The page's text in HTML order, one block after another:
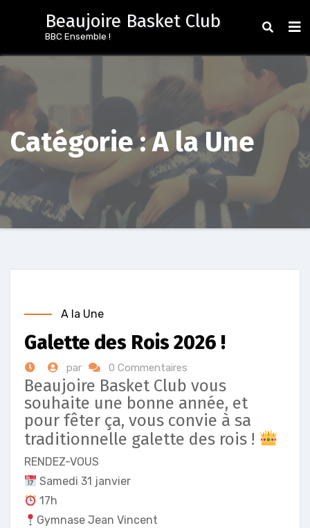
Beaujoire Basket Club
BBC Ensemble !
Catégorie :A la Une
A la Une
Galette des Rois 2026 !
par 0 Commentaires
Beaujoire Basket Club vous
souhaite une bonne année, et
pour fêter ça, vous convie à sa
traditionnelle galette des rois !
RENDEZ-VOUS
Samedi 31 janvier
17h
Gymnase Jean Vincent